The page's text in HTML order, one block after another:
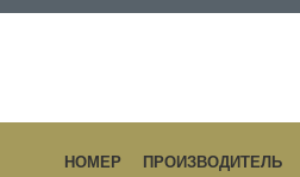
НОМЕР ПРОИЗВОДИТЕЛЬ